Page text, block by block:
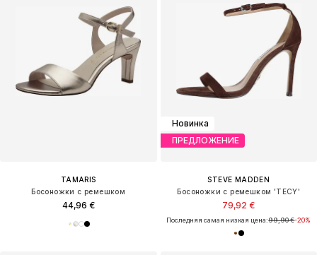
TAMARIS
Босоножки с ремешком
44,96 €
Новинка
ПРЕДЛОЖЕНИЕ
STEVE MADDEN
Босоножки с ремешком 'TECY'
79,92 €
Последняя самая низкая цена:99,90 €-20%